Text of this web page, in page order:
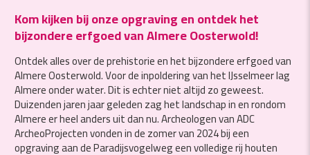
Kom kijken bij onze opgraving en ontdek het
bijzondere erfgoed van Almere Oosterwold!
Ontdek alles over de prehistorie en het bijzondere erfgoed van
Almere Oosterwold. Voor de inpoldering van het IJsselmeer lag
Almere onder water. Dit is echter niet altijd zo geweest.
Duizenden jaren jaar geleden zag het landschap in en rondom
Almere er heel anders uit dan nu. Archeologen van ADC
ArcheoProjecten vonden in de zomer van 2024 bij een
opgraving aan de Paradijsvogelweg een volledige rij houten